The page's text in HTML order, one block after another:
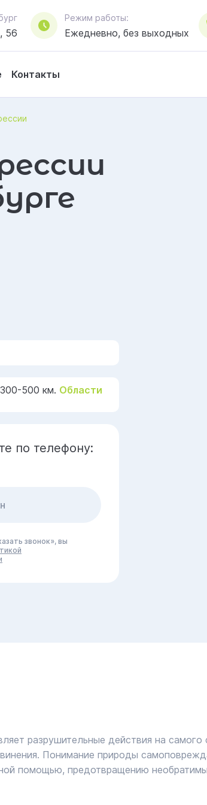
56
Режим работы:
Ежедневно, без выходных
Контакты
500 км. Области
по телефону:
звонок», вы
разрушительные действия на
Понимание природы
помощью, предотвращению